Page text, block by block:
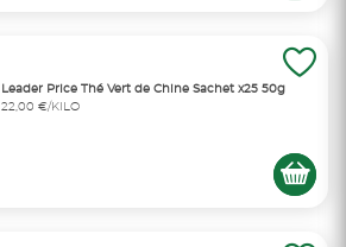
Leader Price Thé Vert de Chine Sachet x25 50g
22,00 €/KILO